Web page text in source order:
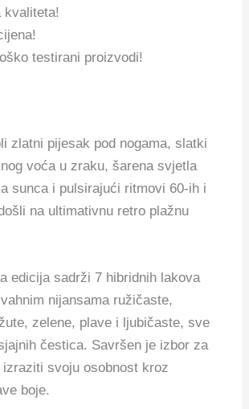
kvaliteta!
testirani proizvodi!
zlatni pijesak pod nogama, slatki
voća u zraku, šarena svjetla
sunca i pulsirajući ritmovi 60-ih i
na ultimativnu retro plažnu
edicija sadrži 7 hibridnih lakova
nijansama ružičaste,
zelene, plave i ljubičaste, sve
čestica. Savršen je izbor za
svoju osobnost kroz
boje.